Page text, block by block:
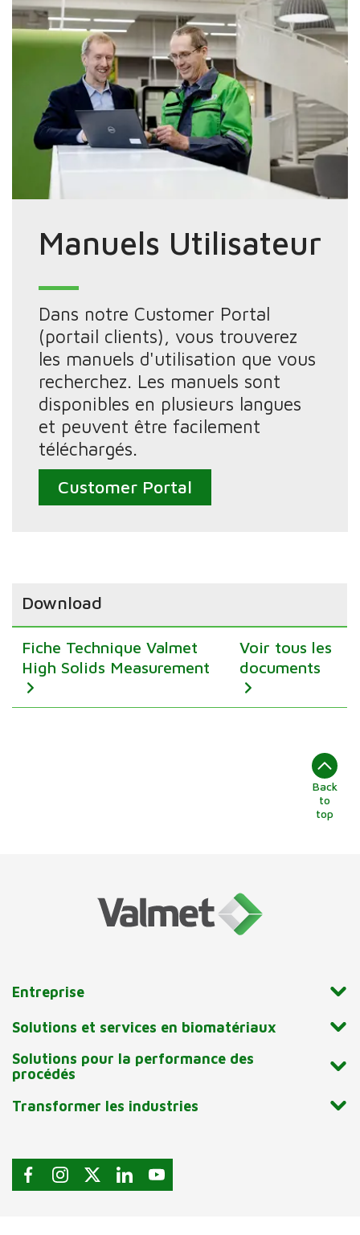
Manuels Utilisateur
Dans notre Customer Portal
(portail clients), vous trouverez
les manuels d'utilisation que vous
recherchez. Les manuels sont
disponibles en plusieurs langues
et peuvent être facilement
téléchargés.
Customer Portal
Download
Fiche Technique Valmet
High Solids Measurement
Voir tous les
documents
Back
to
top
Entreprise
Solutions et services en biomatériaux
Solutions pour la performance des
procédés
Transformer les industries